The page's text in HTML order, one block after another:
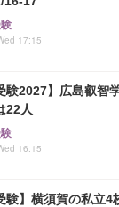
17:15
験2027】広島叡
22人
16:15
験】横須賀の私立